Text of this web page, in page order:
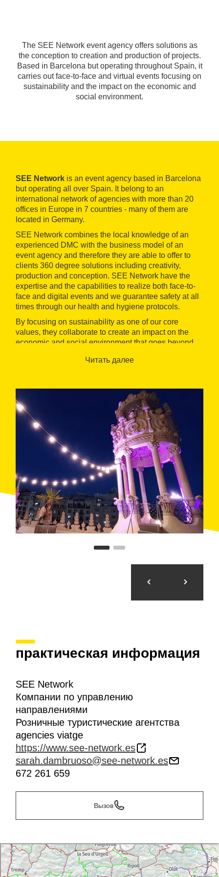
The SEE Network event agency offers solutions as
the conception to creation and production of projects.
Based in Barcelona but operating throughout Spain, it
carries out face-to-face and virtual events focusing on
sustainability and the impact on the economic and
social environment.
SEE Network is an event agency based in Barcelona
but operating all over Spain. It belong to an
international network of agencies with more than 20
offices in Europe in 7 countries - many of them are
located in Germany.
SEE Network combines the local knowledge of an
experienced DMC with the business model of an
event agency and therefore they are able to offer to
clients 360 degree solutions including creativity,
production and conception. SEE Network have the
expertise and the capabilities to realize both face-to-
face and digital events and we guarantee safety at all
times through our health and hygiene protocols.
By focusing on sustainability as one of our core
values, they collaborate to create an impact on the
economic and social environment that goes beyond
a focus on Automotive, Insurance and Pharma
Читать далее
практическая информация
SEE Network
Компании по управлению
направлениями
Розничные туристические агентства
agencies viatge
https://www.see-network.es
sarah.dambruoso@see-network.es
672 261 659
Вызов